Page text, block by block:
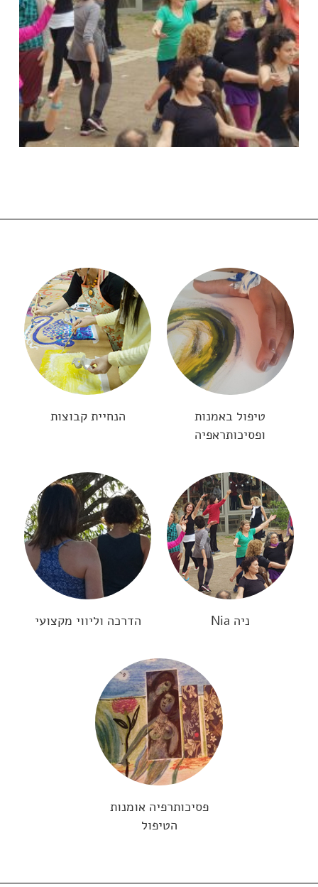
טיפול באמנות
ופסיכותראפיה
הנחיית קבוצות
ניה Nia הדרכה וליווי מקצועי
פסיכותרפיה אומנות
הטיפול